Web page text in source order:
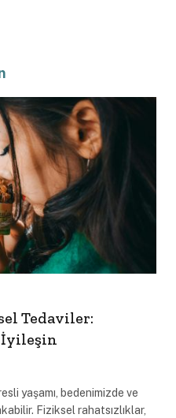
Tedaviler:
yaşamı, bedenimizde ve
Fiziksel rahatsızlıklar,